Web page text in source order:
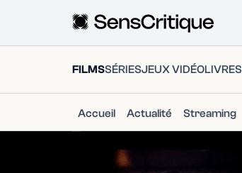
FILMSSÉRIESJEUX VIDÉOLIVRES
Accueil Actualité Streaming